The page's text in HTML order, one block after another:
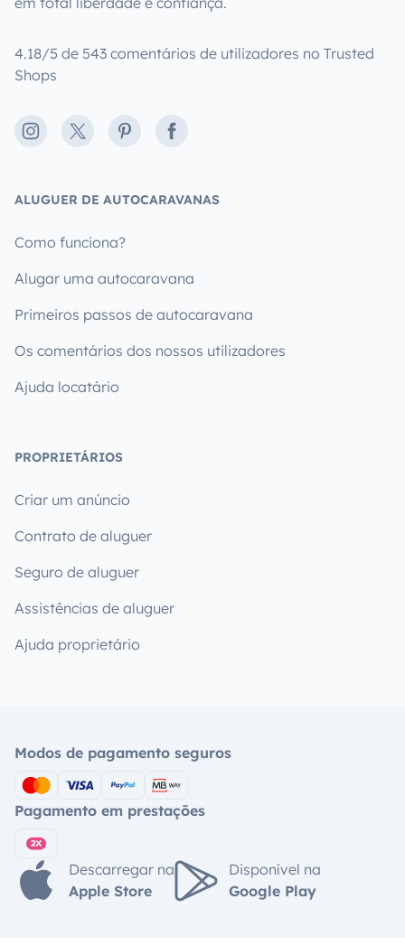
4.18/5 de 543 comentários de utilizadores no Trusted
Shops
Instagram
X PinterestFacebook
ALUGUER DE AUTOCARAVANAS
Como funciona?
Alugar uma autocaravana
Primeiros passos de autocaravana
Os comentários dos nossos utilizadores
Ajuda locatário
PROPRIETÁRIOS
Criar um anúncio
Contrato de aluguer
Seguro de aluguer
Assistências de aluguer
Ajuda proprietário
Modos de pagamento seguros
Pagamento em prestações
Descarregar na
Apple Store
Disponível na
Google Play